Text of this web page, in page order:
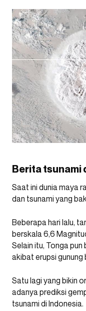
Berita tsunami
Saat ini dunia maya
dan tsunami yang
Beberapa hari lalu,
berskala 6,6
Selain itu, Tonga
akibat erupsi gunung
Satu lagi yang bikin
adanya prediksi
tsunami di Indonesia.